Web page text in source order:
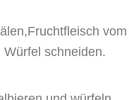
Fruchtfleisch
Würfel schneiden.